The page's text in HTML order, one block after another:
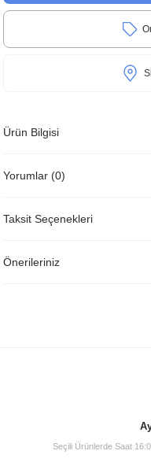
Ürün Bilgisi
Yorumlar (0)
Taksit Seçenekleri
Önerileriniz
Seçili Ürünlerde Saat